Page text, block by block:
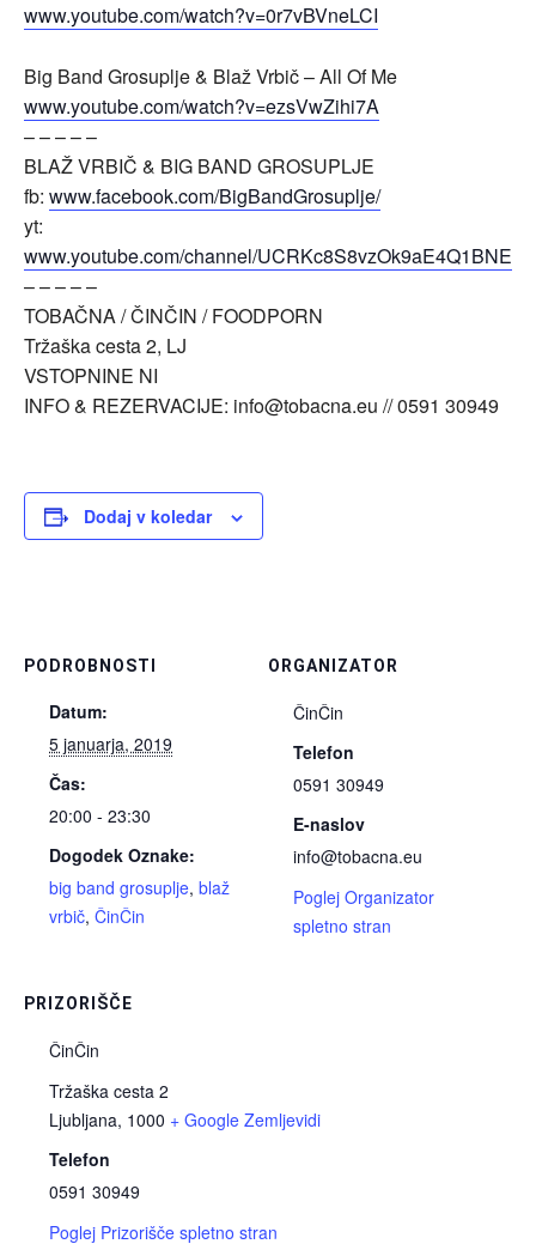
www.youtube.com/watch?v=0r7vBVneLCI
Big Band Grosuplje & Blaž Vrbič – All Of Me
www.youtube.com/watch?v=ezsVwZihi7A
– – – – –
BLAŽ VRBIČ & BIG BAND GROSUPLJE
fb: www.facebook.com/BigBandGrosuplje/
yt:
www.youtube.com/channel/
– – – – –
TOBAČNA / ČINČIN / FOODPORN
Tržaška cesta 2, LJ
VSTOPNINE NI
INFO & REZERVACIJE: info@tobacna.eu // 0591 30949
Dodaj v koledar
PODROBNOSTI
Datum:
5 januarja, 2019
Čas:
20:00 - 23:30
Dogodek Oznake:
big band grosuplje, blaž
vrbič, ČinČin
PRIZORIŠČE
ČinČin
Tržaška cesta 2
Ljubljana, 1000 + Google Zemljevidi
Telefon
0591 30949
Poglej Prizorišče spletno stran
ORGANIZATOR
ČinČin
Telefon
0591 30949
E-naslov
info@tobacna.eu
Poglej Organizator
spletno stran